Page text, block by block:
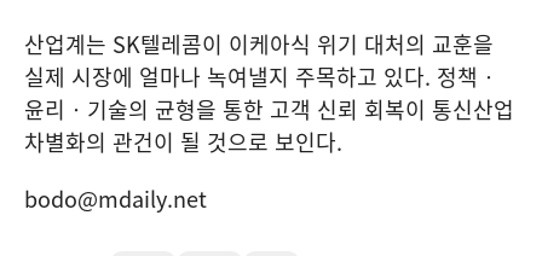
산업계는 SK텔레콤이 이케아식 위기 대처의 교훈을
실제 시장에 얼마나 녹여낼지 주목하고 있다. 정책‧
윤리‧기술의 균형을 통한 고객 신뢰 회복이 통신산업
차별화의 관건이 될 것으로 보인다.
bodo@mdaily.net